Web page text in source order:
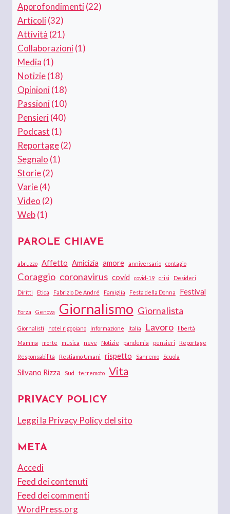
Approfondimenti(22)
Articoli(32)
Attività (21)
Collaborazioni(1)
Media (1)
Notizie(18)
Opinioni(18)
Passioni(10)
Pensieri(40)
Podcast (1)
Reportage(2)
Segnalo (1)
Storie(2)
Varie(4)
Video (2)
Web(1)
PAROLE CHIAVE
abruzzo Affetto Amicizia amore anniversario contagio
Coraggio coronavirus covid covid-19 crisi Desideri
Diritti Etica Fabrizio De André Famiglia Festa della Donna Festival
Forza Genova Giornalismo Giornalista
Giornalisti hotel rigopiano Informazione Italia Lavoro libertà
Mamma morte musica neve Notizie pandemia pensieri Reportage
Responsabilità Restiamo Umani rispetto Sanremo Scuola
Silvano Rizza Sud terremoto Vita
PRIVACY POLICY
Leggi la Privacy Policy del sito
META
Accedi
Feed dei contenuti
Feed dei commenti
WordPress.org